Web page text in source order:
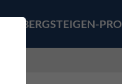
BERGSTEIGEN-PRO